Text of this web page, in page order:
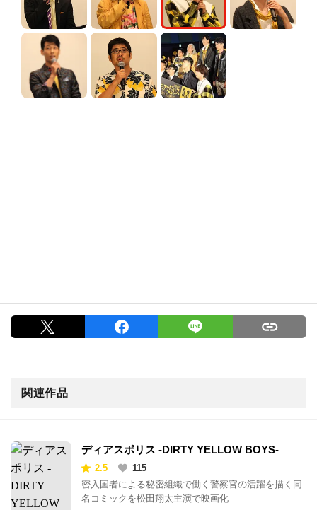
関連作品
ディアスポリス -DIRTY YELLOW BOYS-
2.5
115
密入国者による秘密組織で働く警察官の活躍を描く同
名コミックを松田翔太主演で映画化